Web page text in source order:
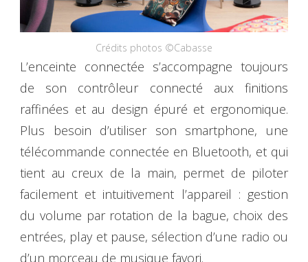
Crédits photos ©Cabasse
L’enceinte connectée s’accompagne toujours
de son contrôleur connecté aux finitions
raffinées et au design épuré et ergonomique.
Plus besoin d’utiliser son smartphone, une
télécommande connectée en Bluetooth, et qui
tient au creux de la main, permet de piloter
facilement et intuitivement l’appareil : gestion
du volume par rotation de la bague, choix des
entrées, play et pause, sélection d’une radio ou
d’un morceau de musique favori.